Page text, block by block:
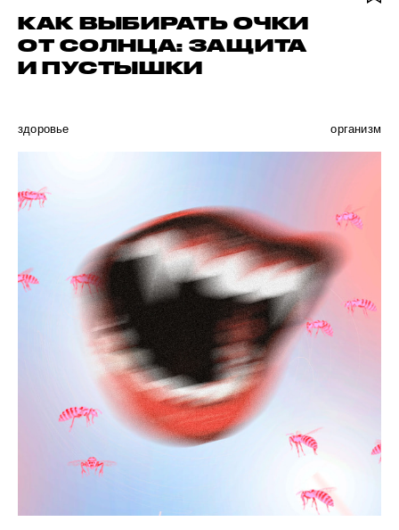
КАК ВЫБИРАТЬ ОЧКИ
ОТ СОЛНЦА: ЗАЩИТА
И ПУСТЫШКИ
здоровье организм